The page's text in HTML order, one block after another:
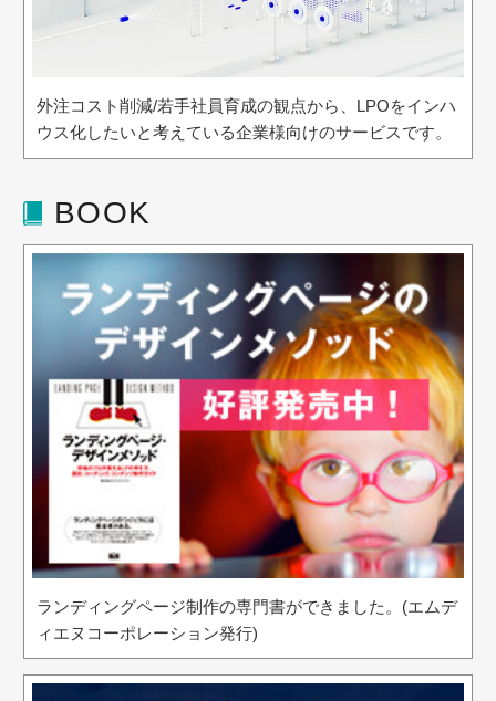
外注コスト削減/若手社員育成の観点から、LPOをインハ
ウス化したいと考えている企業様向けのサービスです。
BOOK
ランディングページ制作の専門書ができました。(エムデ
ィエヌコーポレーション発行)